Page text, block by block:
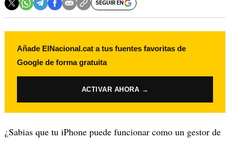
SEGUIR EN
Añade ElNacional.cat a tus fuentes favoritas de
Google de forma gratuita
ACTIVAR AHORA →
¿Sabias que tu iPhone puede funcionar como un gestor de